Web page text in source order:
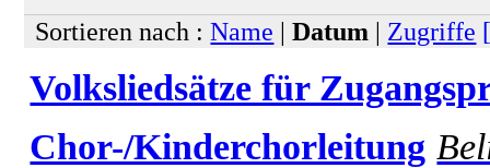
Sortieren nach :Name |Datum | Zugriffe
Volksliedsätze für
Chor-/Kinderchorleitung